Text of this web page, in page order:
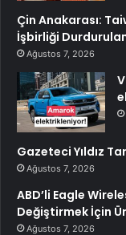
Çin Anakarası:
İşbirliği
Ağustos 7, 2026
Gazeteci Yıldız
Ağustos 7, 2026
ABD’li Eagle
Değiştirmek İçin
Ağustos 7, 2026